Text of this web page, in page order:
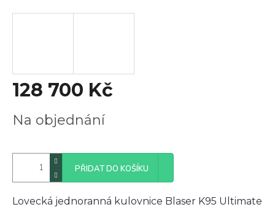
128 700 Kč
cena:
Na objednání
PŘIDAT DO KOŠÍKU
Lovecká jednoranná kulovnice Blaser K95 Ultimate